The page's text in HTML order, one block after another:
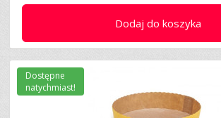
Dodaj do koszyka
Dostępne
natychmiast!